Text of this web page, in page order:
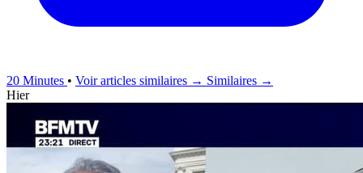
20 Minutes • Voir articles similaires → Similaires →
Hier